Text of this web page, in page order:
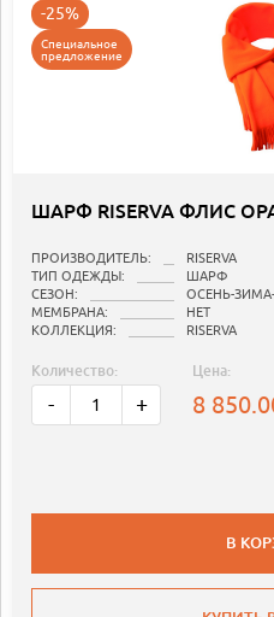
-25%
Специальное
предложение
ШАРФ RISERVA ФЛИС
ПРОИЗВОДИТЕЛЬ:
RISERVA
ТИП ОДЕЖДЫ:
ШАРФ
СЕЗОН:
ОСЕНЬ-
МЕМБРАНА:
НЕТ
КОЛЛЕКЦИЯ:
RISERVA
Количество:
- +
Цена:
8
В